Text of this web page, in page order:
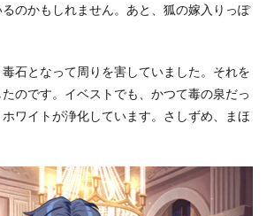
のかもしれません。あと、狐の嫁入りっぽ
石となって周りを害していました。それを
のです。イベストでも、かつて毒の泉だっ
ワイトが浄化しています。さしずめ、まほ